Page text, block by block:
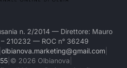
n. 2/2014 — Direttore: Mauro
210232 — ROC n° 36249
olbianova.marketing@gmail.com
| © 2026 Olbianova